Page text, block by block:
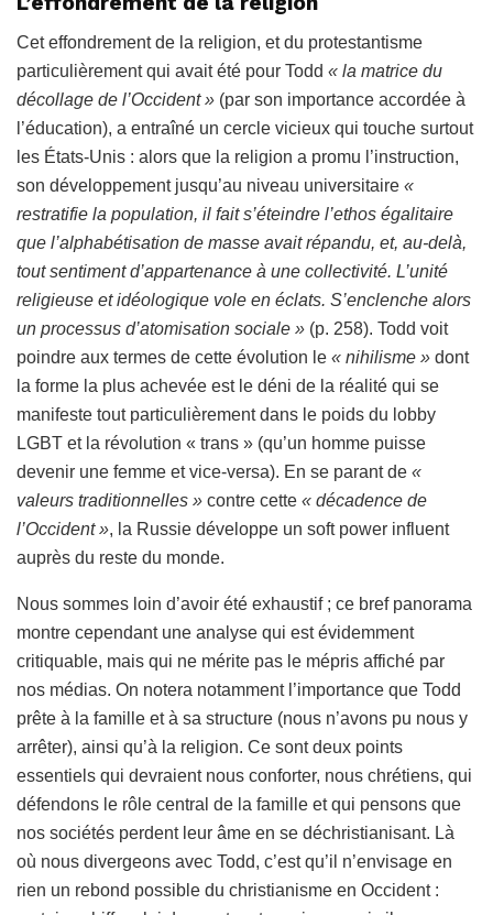
Cet effondrement de la religion, et du protestantisme
particulièrement qui avait été pour Todd « la matrice du
décollage de l’Occident » (par son importance accordée à
l’éducation), a entraîné un cercle vicieux qui touche surtout
les États-Unis : alors que la religion a promu l’instruction,
son développement jusqu’au niveau universitaire «
restratifie la population, il fait s’éteindre l’ethos égalitaire
que l’alphabétisation de masse avait répandu, et, au-delà,
tout sentiment d’appartenance à une collectivité. L’unité
religieuse et idéologique vole en éclats. S’enclenche alors
un processus d’atomisation sociale » (p. 258). Todd voit
poindre aux termes de cette évolution le « nihilisme » dont
la forme la plus achevée est le déni de la réalité qui se
manifeste tout particulièrement dans le poids du lobby
LGBT et la révolution « trans » (qu’un homme puisse
devenir une femme et vice-versa). En se parant de «
valeurs traditionnelles » contre cette « décadence de
l’Occident », la Russie développe un soft power influent
auprès du reste du monde.
Nous sommes loin d’avoir été exhaustif ; ce bref panorama
montre cependant une analyse qui est évidemment
critiquable, mais qui ne mérite pas le mépris affiché par
nos médias. On notera notamment l’importance que Todd
prête à la famille et à sa structure (nous n’avons pu nous y
arrêter), ainsi qu’à la religion. Ce sont deux points
essentiels qui devraient nous conforter, nous chrétiens, qui
défendons le rôle central de la famille et qui pensons que
nos sociétés perdent leur âme en se déchristianisant. Là
où nous divergeons avec Todd, c’est qu’il n’envisage en
rien un rebond possible du christianisme en Occident :